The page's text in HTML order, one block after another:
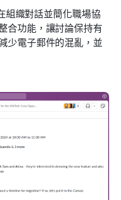
組織對話並簡化職場協
合功能，讓討論保持有
少電子郵件的混亂，並